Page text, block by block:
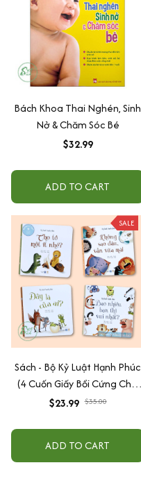
Bách Khoa Thai Nghén, Sinh
Nở & Chăm Sóc Bé
$32.99
ADD TO CART
SALE
Sách - Bộ Kỷ Luật Hạnh Phúc
(4 Cuốn Giấy Bồi Cứng Cho
Bé Từ 1 Tuổi+)
$23.99 $35.00
ADD TO CART